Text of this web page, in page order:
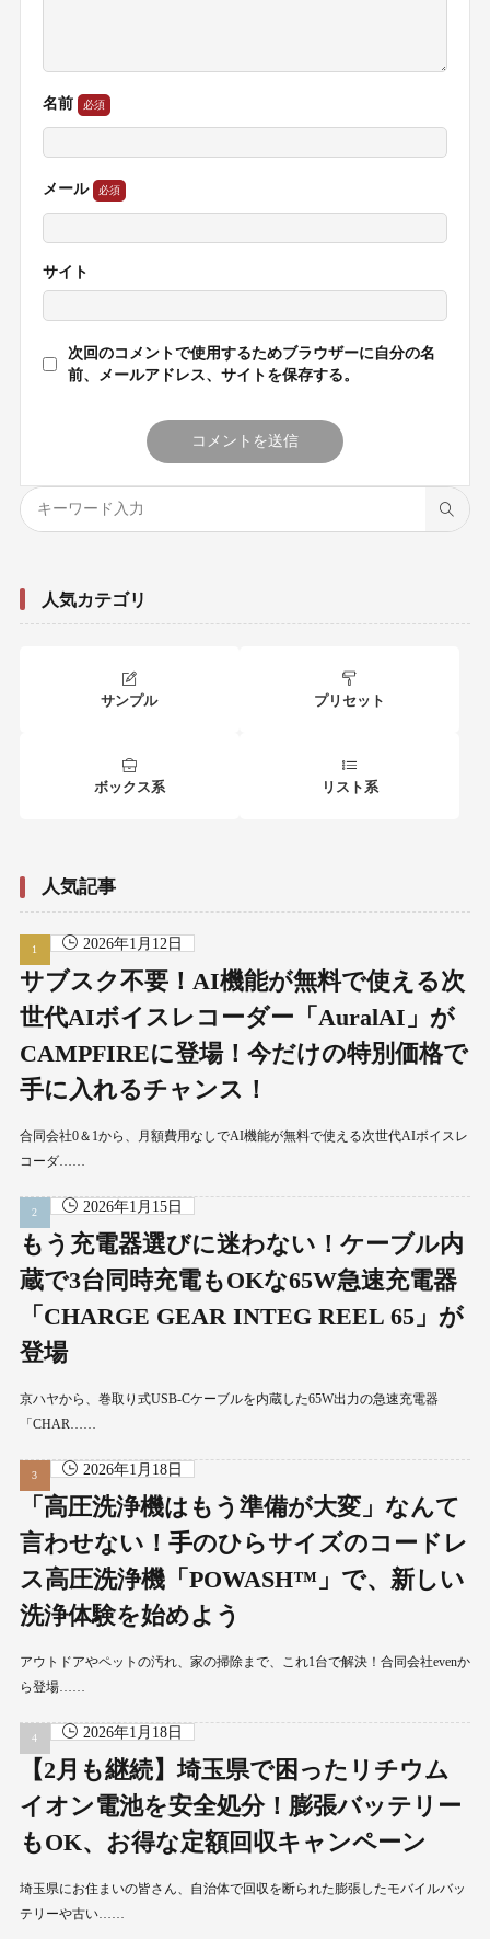
名前
メール
サイト
次回のコメントで使用するためブラウザーに自分の名
前、メールアドレス、サイトを保存する。
人気カテゴリ
サンプル プリセット
ボックス系 リスト系
人気記事
2026年1月12日
サブスク不要！AI機能が無料で使える次
世代AIボイスレコーダー「AuralAI」が
CAMPFIREに登場！今だけの特別価格で
手に入れるチャンス！
合同会社0＆1から、月額費用なしでAI機能が無料で使える次世代AIボイスレ
コーダ……
2026年1月15日
もう充電器選びに迷わない！ケーブル内
蔵で3台同時充電もOKな65W急速充電器
「CHARGE GEAR INTEG REEL 65」が
登場
京ハヤから、巻取り式USB-Cケーブルを内蔵した65W出力の急速充電器
「CHAR……
2026年1月18日
「高圧洗浄機はもう準備が大変」なんて
言わせない！手のひらサイズのコードレ
ス高圧洗浄機「POWASH™」で、新しい
洗浄体験を始めよう
アウトドアやペットの汚れ、家の掃除まで、これ1台で解決！合同会社evenか
ら登場……
2026年1月18日
【2月も継続】埼玉県で困ったリチウム
イオン電池を安全処分！膨張バッテリー
もOK、お得な定額回収キャンペーン
埼玉県にお住まいの皆さん、自治体で回収を断られた膨張したモバイルバッ
テリーや古い……